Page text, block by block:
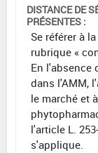
DISTANCE DE
PRÉSENTES :
Se référer à
rubrique «
En l'absence
dans l'AMM,
le marché et
l'article L.
s'applique.